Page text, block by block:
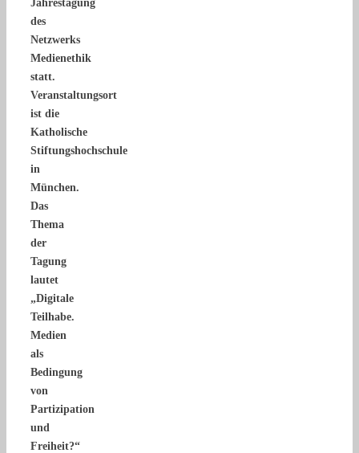
Jahrestagung
des
Netzwerks
Medienethik
statt.
Veranstaltungsort
ist die
Katholische
Stiftungshochschule
in
München.
Das
Thema
der
Tagung
lautet
„Digitale
Teilhabe.
Medien
als
Bedingung
von
Partizipation
und
Freiheit?“